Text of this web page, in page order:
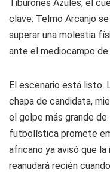
Tiburones Azules, el
clave: Telmo Arcanjo
superar una molestia
ante el mediocampo de
El escenario está listo.
chapa de candidata,
el golpe más grande
futbolística promete
africano ya avisó que
reanudará recién